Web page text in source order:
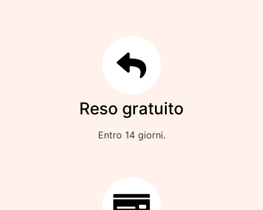
Reso gratuito
Entro 14 giorni.